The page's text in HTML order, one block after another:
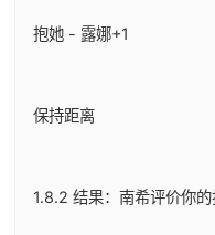
抱她 - 露娜+1
保持距离
1.8.2 结果：南希评价你的